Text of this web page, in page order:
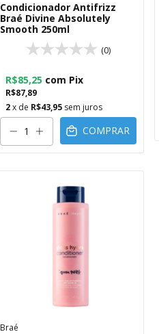
Condicionador Antifrizz
Braé Divine Absolutely
Smooth 250ml
(0)
R$87,89
R$85,25 com Pix
2x de R$43,95 sem juros
COMPRAR
Braé